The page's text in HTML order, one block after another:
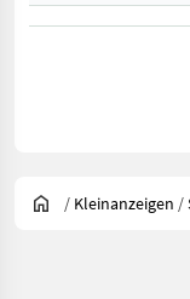
/ Kleinanzeigen /